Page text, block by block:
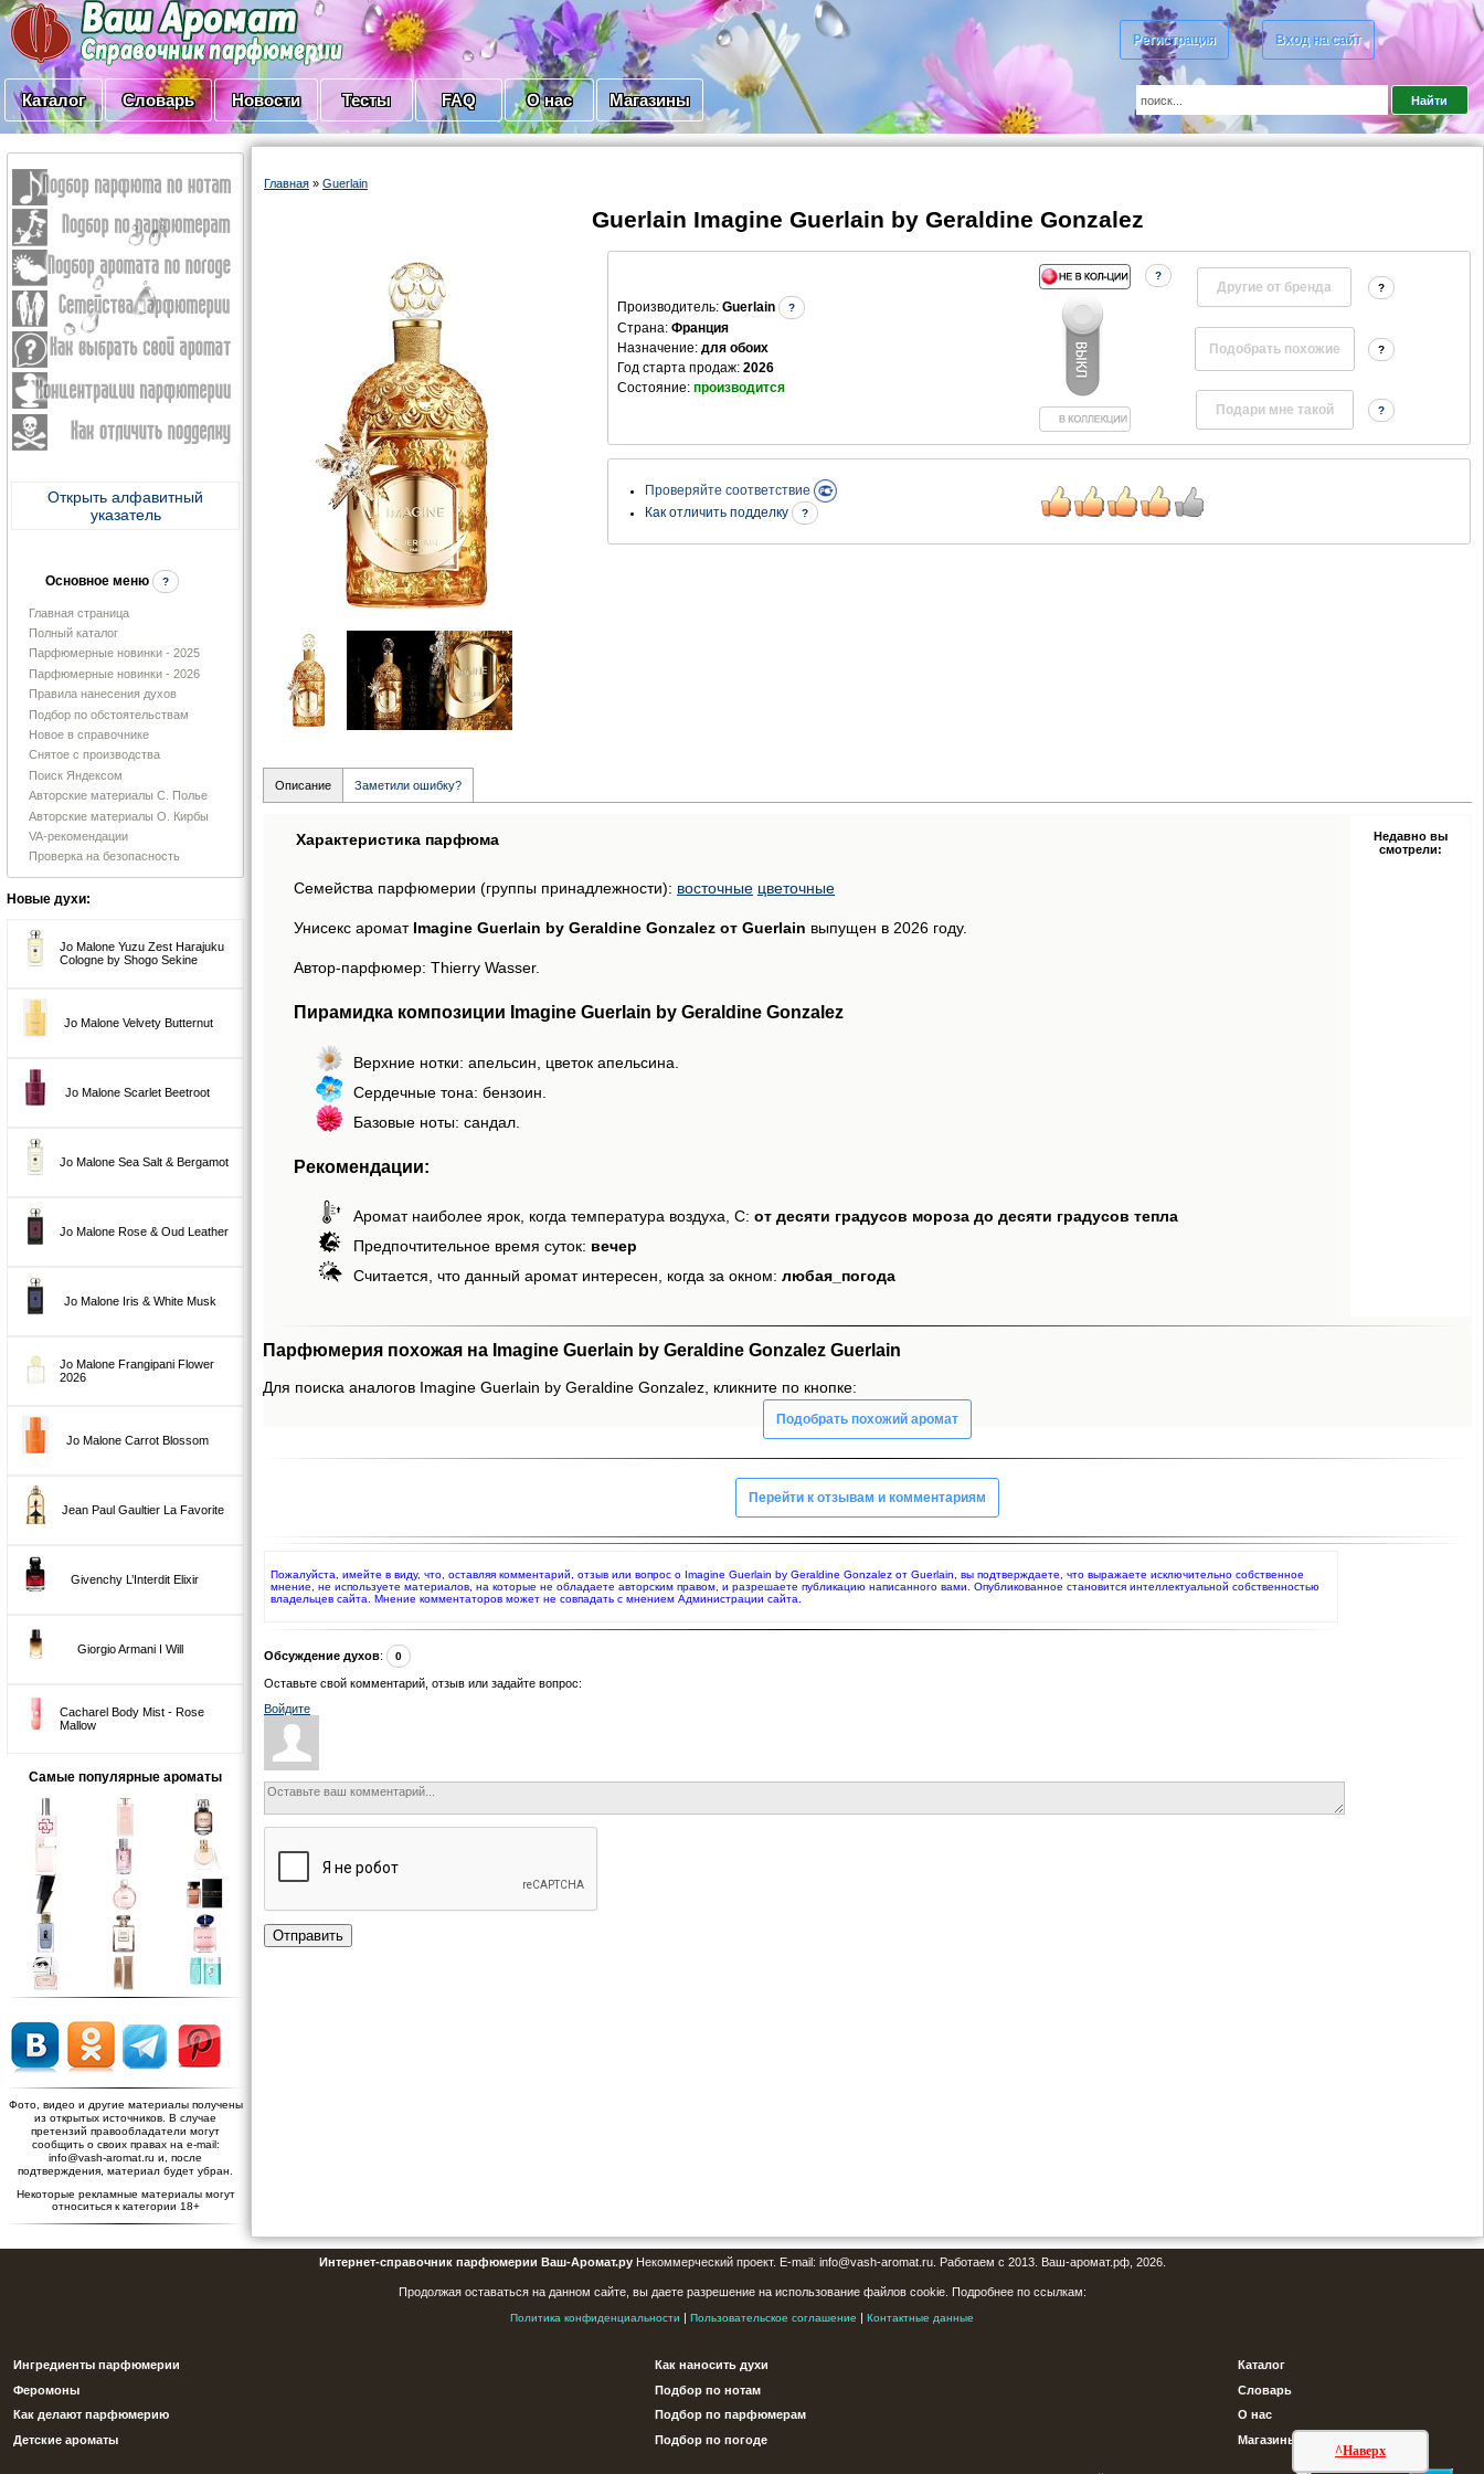
Регистрация Вход на сайт
Каталог Словарь Новости Тесты FAQ О нас Магазины
Открыть алфавитный
указатель
Основное меню ?
Главная страница
Полный каталог
Парфюмерные новинки - 2025
Парфюмерные новинки - 2026
Правила нанесения духов
Подбор по обстоятельствам
Новое в справочнике
Снятое с производства
Поиск Яндексом
Авторские материалы С. Полье
Авторские материалы О. Кирбы
VA-рекомендации
Проверка на безопасность
Новые духи:
Jo Malone Yuzu Zest Harajuku
Cologne by Shogo Sekine
Jo Malone Velvety Butternut
Jo Malone Scarlet Beetroot
Jo Malone Sea Salt & Bergamot
Jo Malone Rose & Oud Leather
Jo Malone Iris & White Musk
Jo Malone Frangipani Flower
2026
Jo Malone Carrot Blossom
Jean Paul Gaultier La Favorite
Givenchy L’Interdit Elixir
Giorgio Armani I Will
Cacharel Body Mist - Rose
Mallow
Самые популярные ароматы
Фото, видео и другие материалы получены
из открытых источников. В случае
претензий правообладатели могут
сообщить о своих правах на e-mail:
info@vash-aromat.ru и, после
подтверждения, материал будет убран.
Некоторые рекламные материалы могут
относиться к категории 18+
Главная » Guerlain
Guerlain Imagine Guerlain by Geraldine Gonzalez
Производитель: Guerlain ?
Страна: Франция
Назначение: для обоих
Год старта продаж: 2026
Состояние: производится
?
Другие от бренда ?
?
?
Проверяйте соответствие
Как отличить подделку
?
Описание Заметили ошибку?
Характеристика парфюма
Семейства парфюмерии (группы принадлежности): восточные цветочные
Унисекс аромат Imagine Guerlain by Geraldine Gonzalez от Guerlain выпущен в 2026 году.
Автор-парфюмер: Thierry Wasser.
Пирамидка композиции Imagine Guerlain by Geraldine Gonzalez
Верхние нотки: апельсин, цветок апельсина.
Сердечные тона: бензоин.
Базовые ноты: сандал.
Рекомендации:
Аромат наиболее ярок, когда температура воздуха, С: от десяти градусов мороза до десяти градусов тепла
Предпочтительное время суток: вечер
Считается, что данный аромат интересен, когда за окном: любая_погода
Недавно вы
смотрели:
Парфюмерия похожая на Imagine Guerlain by Geraldine Gonzalez Guerlain
Для поиска аналогов Imagine Guerlain by Geraldine Gonzalez, кликните по кнопке:
Подобрать похожий аромат
Перейти к отзывам и комментариям
Пожалуйста, имейте в виду, что, оставляя комментарий, отзыв или вопрос о Imagine Guerlain by Geraldine Gonzalez от Guerlain, вы подтверждаете, что выражаете исключительно собственное
мнение, не используете материалов, на которые не обладаете авторским правом, и разрешаете публикацию написанного вами. Опубликованное становится интеллектуальной собственностью
владельцев сайта. Мнение комментаторов может не совпадать с мнением Администрации сайта.
Обсуждение духов: 0
Оставьте свой комментарий, отзыв или задайте вопрос:
Войдите
Отправить
^Наверх
Интернет-справочник парфюмерии Ваш-Аромат.руНекоммерческий проект. E-mail: info@vash-aromat.ru. Работаем с 2013. Ваш-аромат.рф, 2026.
Продолжая оставаться на данном сайте, вы даете разрешение на использование файлов cookie. Подробнее по ссылкам:
Политика конфиденциальности | Пользовательское соглашение | Контактные данные
Ингредиенты парфюмерии
Феромоны
Как делают парфюмерию
Детские ароматы
Как наносить духи
Подбор по нотам
Подбор по парфюмерам
Подбор по погоде
Каталог
Словарь
О нас
Магазины